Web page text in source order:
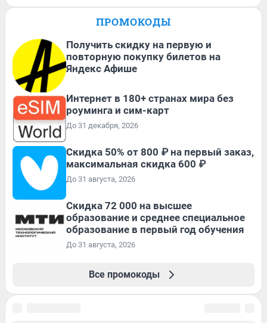
ПРОМОКОДЫ
Получить скидку на первую и
повторную покупку билетов на
Яндекс Афише
Интернет в 180+ странах мира без
роуминга и сим-карт
До 31 декабря, 2026
Скидка 50% от 800 ₽ на первый заказ,
максимальная скидка 600 ₽
До 31 августа, 2026
Скидка 72 000 на высшее
образование и среднее специальное
образование в первый год обучения
До 31 августа, 2026
Все промокоды